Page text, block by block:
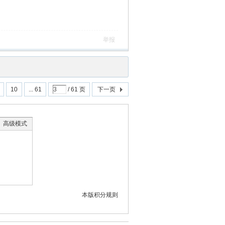
举报
10 ... 61 / 61 页 下一页
高级模式
本版积分规则